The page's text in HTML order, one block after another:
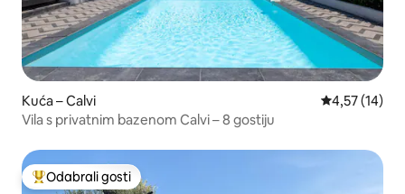
Kuća – Calvi Prosječna
4,57 (14)
Vila s privatnim bazenom Calvi – 8 gostiju
Među najviše rangiranima s oznakom „Odabrali gosti”
Odabrali gosti